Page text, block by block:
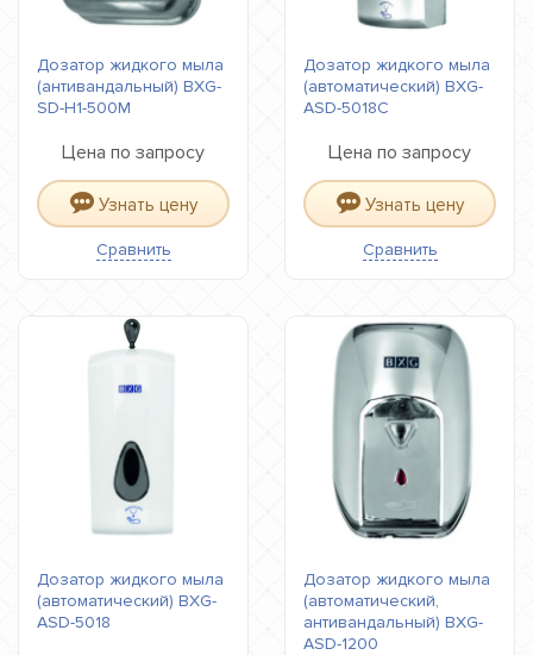
Дозатор жидкого мыла
(антивандальный) BXG-
SD-H1-500М
Цена по запросу
Узнать цену
Сравнить
Дозатор жидкого мыла
(автоматический) BXG-
ASD-5018С
Цена по запросу
Узнать цену
Сравнить
Дозатор жидкого мыла
(автоматический) BXG-
ASD-5018
Дозатор жидкого мыла
(автоматический,
антивандальный) BXG-
ASD-1200